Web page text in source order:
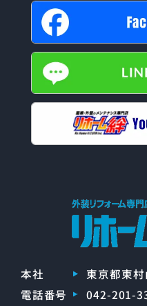
本社
東京都東
電話番号
042-201-